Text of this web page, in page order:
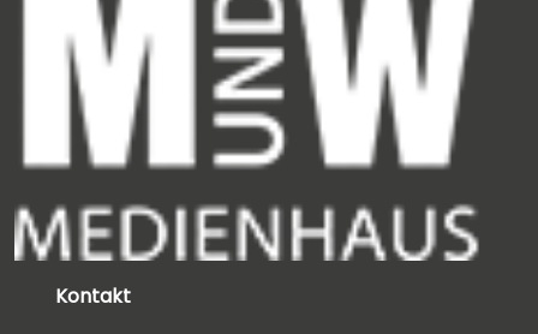
Kontakt